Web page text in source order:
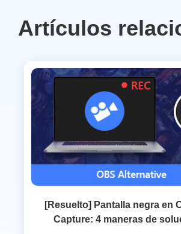
Artículos
[Resuelto] Pantalla negra en
Capture: 4 maneras de